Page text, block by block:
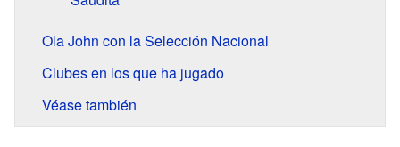
Ola John con la Selección Nacional
Clubes en los que ha jugado
Véase también